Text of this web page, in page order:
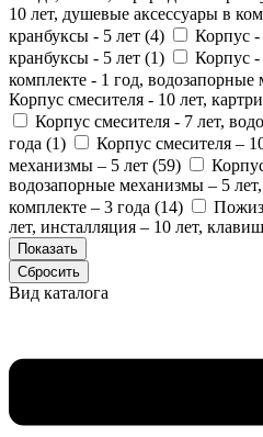
10 лет, душевые аксессуары в
кранбуксы - 5 лет (4)
Корпус -
кранбуксы - 5 лет (1)
Корпус -
комплекте - 1 год,
Корпус смесителя - 10 лет,
Корпус смесителя - 7 лет,
года (1)
Корпус смесителя –
механизмы – 5 лет (59)
водозапорные механизмы – 5
комплекте – 3 года (14)
лет, инсталляция – 10 лет,
Вид каталога